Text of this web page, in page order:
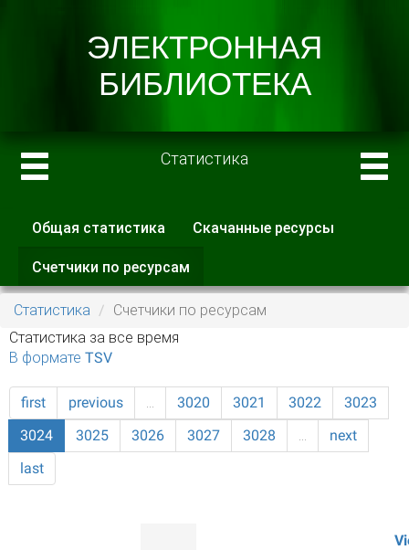
Статистика
Главные вкладки
Общая статистика Скачанные ресурсы
Счетчики по ресурсам
вкладка)
Статистика
Счетчики по ресурсам
Статистика за все время
В формате TSV
first previous … 3020 3021 3022
3023
3024
3025 3026 3027 3028 …
next
last